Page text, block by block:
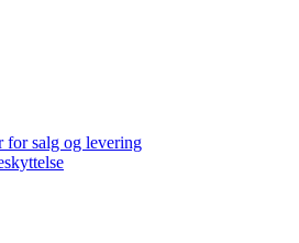
for salg og levering